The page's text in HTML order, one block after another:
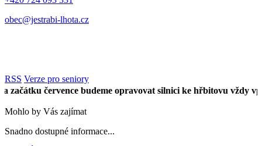
obec@jestrabi-lhota.cz
RSS Verze pro seniory
července budeme opravovat silnici ke hřbitovu vždy vpůli
Mohlo by Vás zajímat
Snadno dostupné informace...